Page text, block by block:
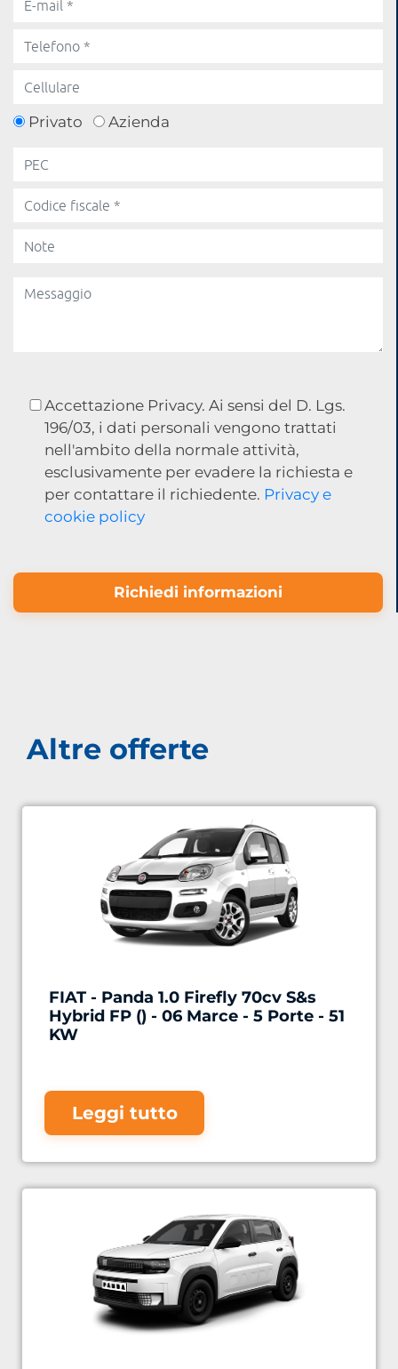
Privato Azienda
Accettazione Privacy. Ai sensi del D. Lgs.
196/03, i dati personali vengono trattati
nell'ambito della normale attività,
esclusivamente per evadere la richiesta e
per contattare il richiedente. Privacy e
cookie policy
Richiedi informazioni
Altre offerte
FIAT - Panda 1.0 Firefly 70cv S&s
Hybrid FP () - 06 Marce - 5 Porte - 51
KW
Leggi tutto